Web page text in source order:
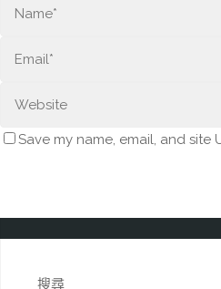
Save my name, email, and site
搜尋